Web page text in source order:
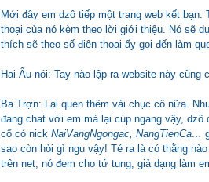
Mới đây em dzô tiếp một trang web kết bạn.
thoại của nó kèm theo lời giới thiệu. Nó sẽ
thích sẽ theo số điện thoại ấy gọi đến làm
Hai Ẩu nói: Tay nào lập ra website này cũng
Ba Trợn: Lại quen thêm vài chục cô nữa.
đang chat với em mà lại cúp ngang vậy,
cổ có nick NaiVangNgongac, NangTienCa…
sao còn hỏi gì ngu vậy! Té ra là có thằng
trên net, nó đem cho tứ tung, giả dạng làm